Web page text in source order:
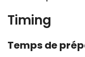
Timing
Temps de